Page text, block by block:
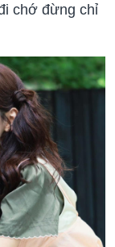
chớ đừng chỉ